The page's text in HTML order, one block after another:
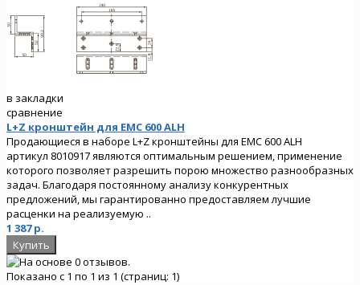
в закладки
сравнение
L+Z кронштейн для EMC 600 ALH
Продающиеся в наборе L+Z кронштейны для EMC 600 ALH
артикул 8010917 являются оптимальным решением, применение
которого позволяет разрешить порою множество разнообразных
задач. Благодаря постоянному анализу конкурентных
предложений, мы гарантированно предоставляем лучшие
расценки на реализуемую ..
1 387 р.
Показано с 1 по 1 из 1 (страниц: 1)